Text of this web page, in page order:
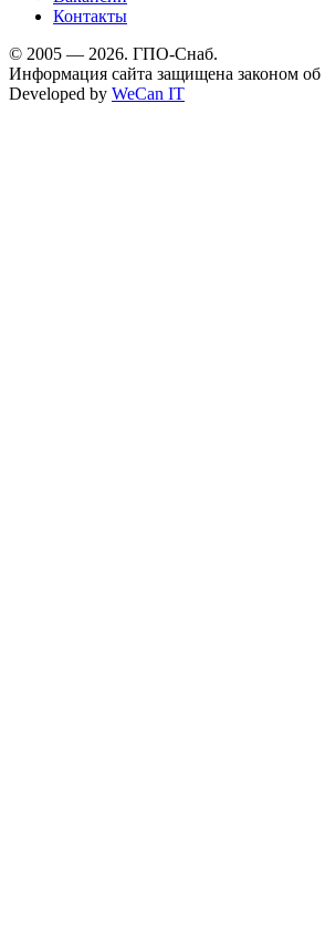
Контакты
© 2005 — 2026. ГПО-Снаб.
Информация сайта защищена законом об
Developed by WeCan IT